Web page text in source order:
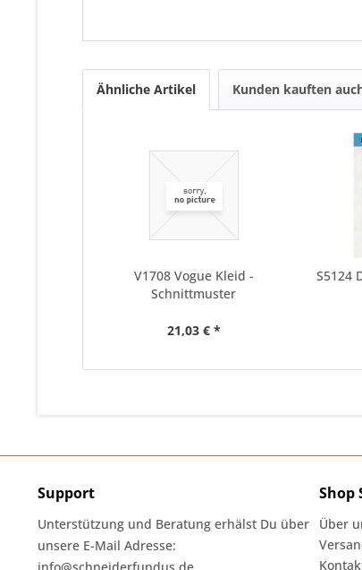
Ähnliche Artikel Kunden kauften
V1708 Vogue Kleid -
Schnittmuster
21,03 € *
S5124
Support
Unterstützung und Beratung erhälst Du über
unsere E-Mail Adresse:
Shop
Über